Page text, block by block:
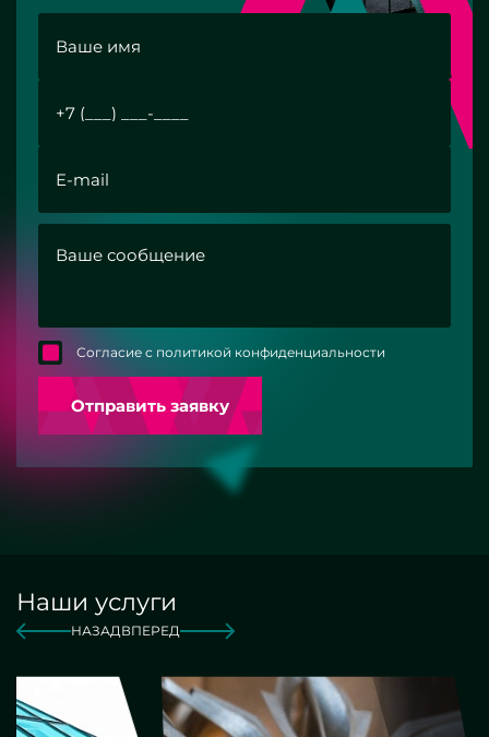
Согласие с политикой конфиденциальности
Отправить заявку
Наши услуги
НАЗАДВПЕРЕД